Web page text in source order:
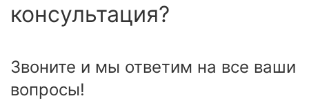
консультация?
Звоните и мы ответим на все ваши
вопросы!